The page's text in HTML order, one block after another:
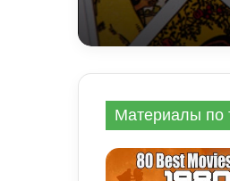
Материалы по